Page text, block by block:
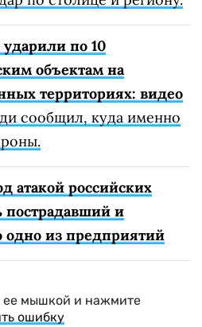
по 10
объектам на
территориях: видео
сообщил, куда именно
атакой российских
пострадавший и
одно из предприятий
ее мышкой и нажмите
ошибку